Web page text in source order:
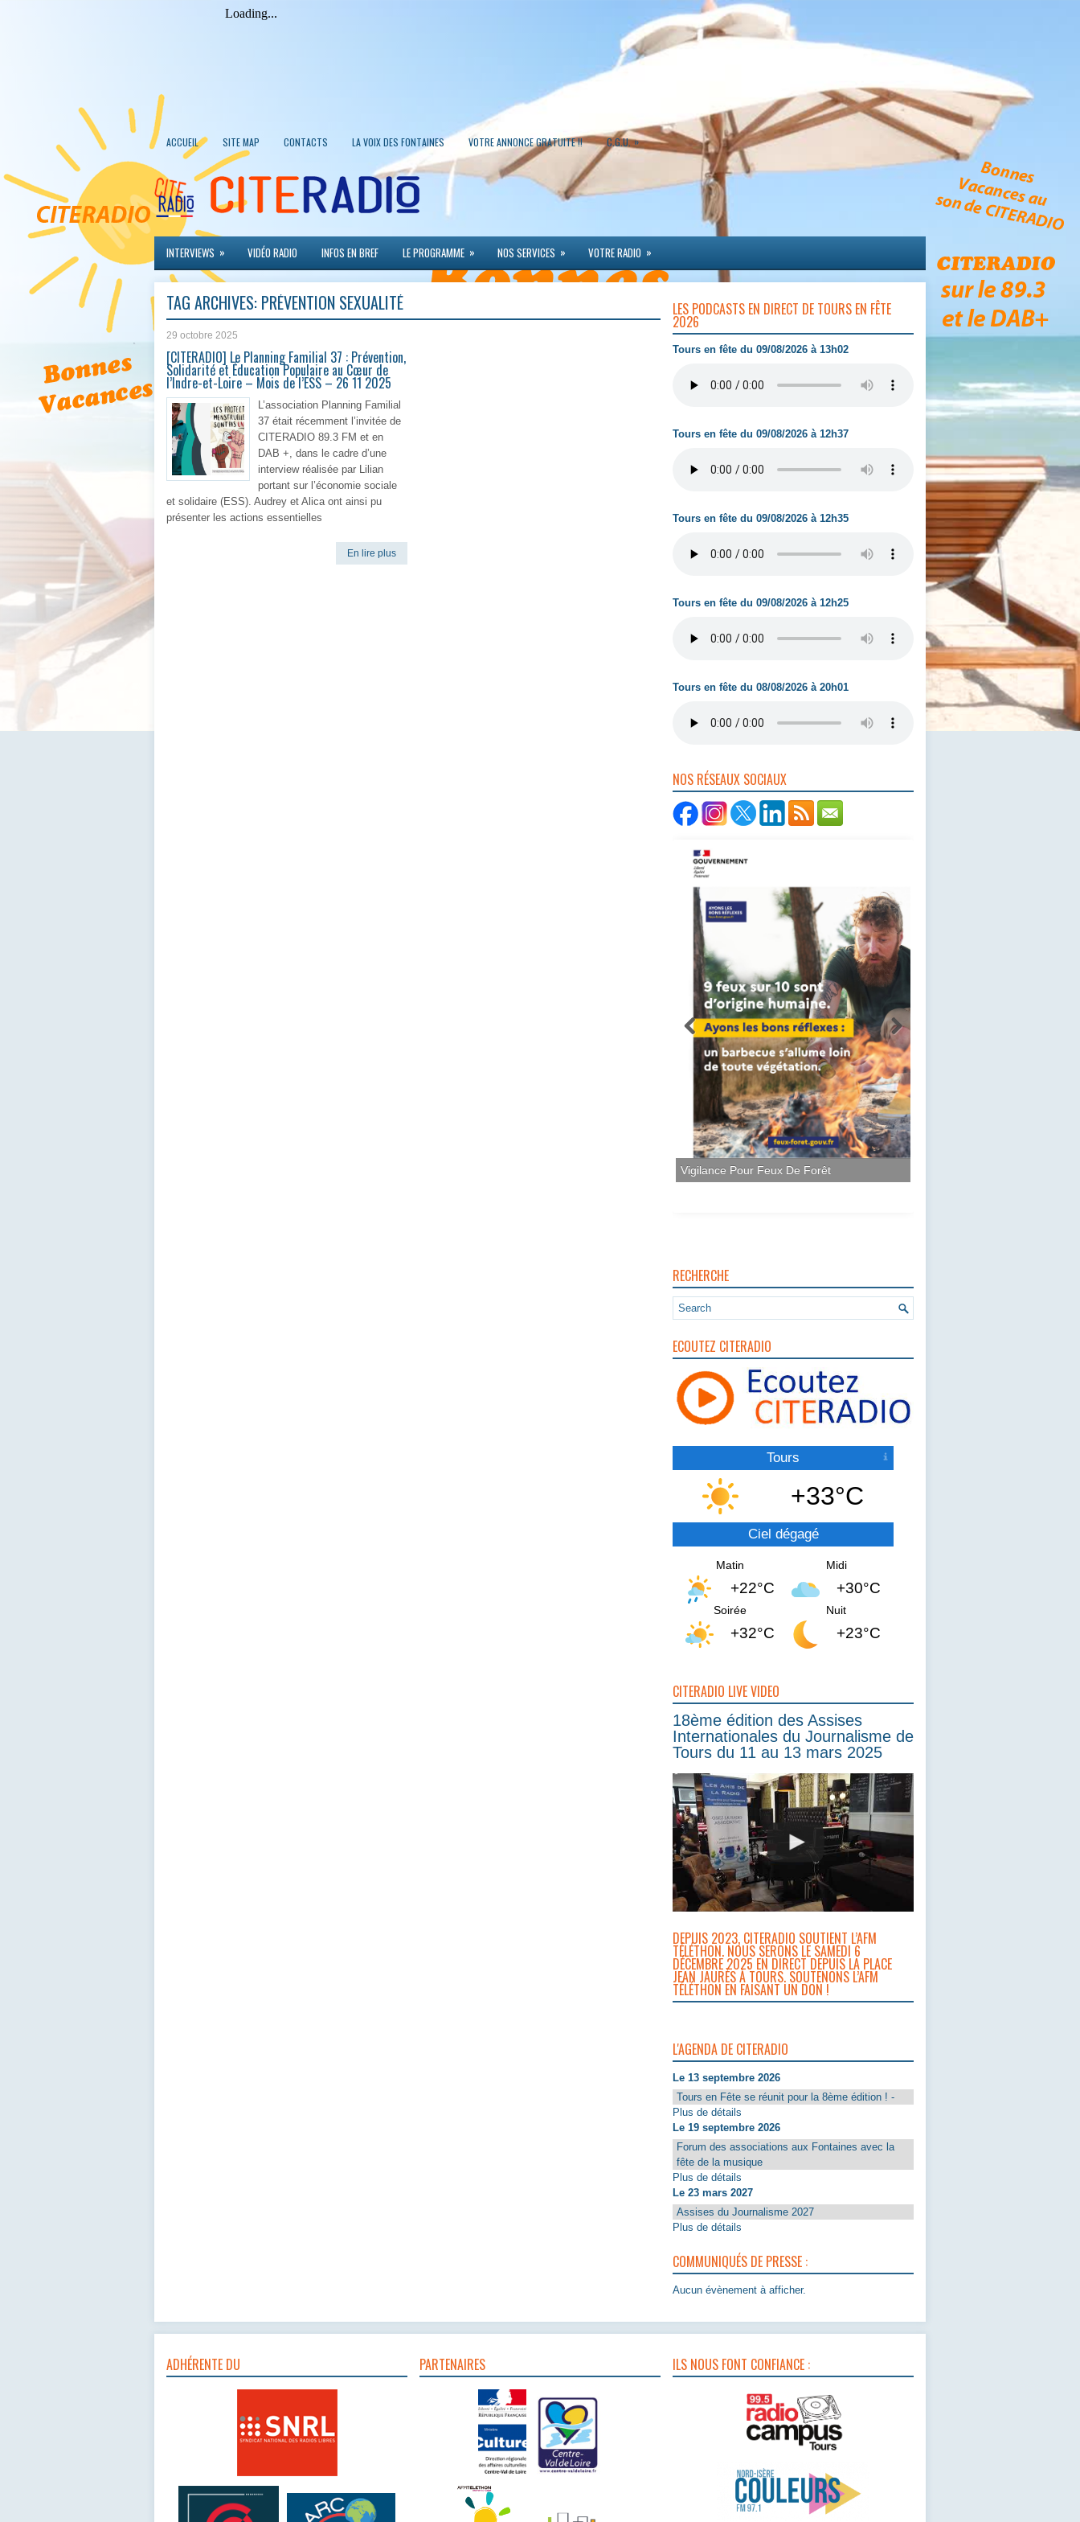
ACCUEIL SITE MAP CONTACTS LA VOIX DES FONTAINES VOTRE ANNONCE GRATUITE !! C.G.U. »
INTERVIEWS » VIDÉO RADIO INFOS EN BREF LE PROGRAMME » NOS SERVICES » VOTRE RADIO »
TAG ARCHIVES: PRÉVENTION SEXUALITÉ
29 octobre 2025
[CITERADIO] Le Planning Familial 37 : Prévention,
Solidarité et Éducation Populaire au Cœur de
l’Indre-et-Loire – Mois de l’ESS – 26 11 2025
L’association Planning Familial
37 était récemment l’invitée de
CITERADIO 89.3 FM et en
DAB +, dans le cadre d’une
interview réalisée par Lilian
portant sur l’économie sociale
et solidaire (ESS). Audrey et Alica ont ainsi pu
présenter les actions essentielles
En lire plus
LES PODCASTS EN DIRECT DE TOURS EN FÊTE
2026
Tours en fête du 09/08/2026 à 13h02
Tours en fête du 09/08/2026 à 12h37
Tours en fête du 09/08/2026 à 12h35
Tours en fête du 09/08/2026 à 12h25
Tours en fête du 08/08/2026 à 20h01
NOS RÉSEAUX SOCIAUX
Vigilance Pour Feux De Forêt
RECHERCHE
ECOUTEZ CITERADIO
Tours
+33°C
Ciel dégagé
Matin
+22°C
Midi
+30°C
Soirée
+32°C
Nuit
+23°C
CITERADIO LIVE VIDEO
18ème édition des Assises
Internationales du Journalisme de
Tours du 11 au 13 mars 2025
DEPUIS 2023, CITERADIO SOUTIENT L’AFM
TÉLÉTHON. NOUS SERONS LE SAMEDI 6
DÉCEMBRE 2025 EN DIRECT DEPUIS LA PLACE
JEAN JAURÈS À TOURS. SOUTENONS L’AFM
TÉLÉTHON EN FAISANT UN DON !
L'AGENDA DE CITERADIO
Le 13 septembre 2026
Tours en Fête se réunit pour la 8ème édition ! -
Plus de détails
Le 19 septembre 2026
Forum des associations aux Fontaines avec la
fête de la musique
Plus de détails
Le 23 mars 2027
Assises du Journalisme 2027
Plus de détails
COMMUNIQUÉS DE PRESSE :
Aucun évènement à afficher.
ADHÉRENTE DU PARTENAIRES ILS NOUS FONT CONFIANCE :